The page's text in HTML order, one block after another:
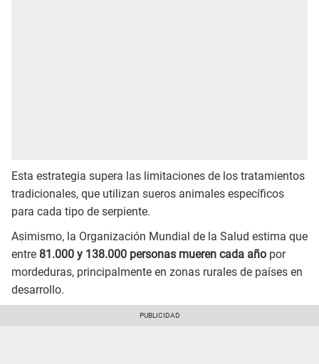
Esta estrategia supera las limitaciones de los tratamientos
tradicionales, que utilizan sueros animales específicos
para cada tipo de serpiente.
Asimismo, la Organización Mundial de la Salud estima que
entre 81.000 y 138.000 personas mueren cada año por
mordeduras, principalmente en zonas rurales de países en
desarrollo.